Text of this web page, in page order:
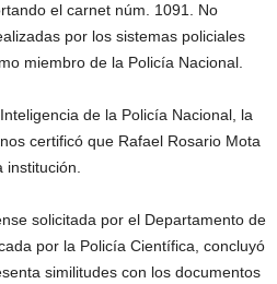
el carnet núm. 1091. No
por los sistemas policiales
miembro de la Policía Nacional.
de la Policía Nacional, la
certificó que Rafael Rosario Mota
solicitada por el Departamento de
por la Policía Científica, concluyó
similitudes con los documentos